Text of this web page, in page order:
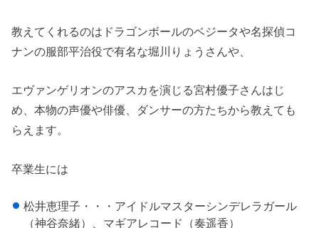
教えてくれるのはドラゴンボールのベジータや名探偵コ
ナンの服部平治役で有名な堀川りょうさんや、
エヴァンゲリオンのアスカを演じる宮村優子さんはじ
め、本物の声優や俳優、ダンサーの方たちから教えても
らえます。
卒業生には
松井恵理子・・・アイドルマスターシンデレラガール
（神谷奈緒）、マギアレコード（奏遥香）